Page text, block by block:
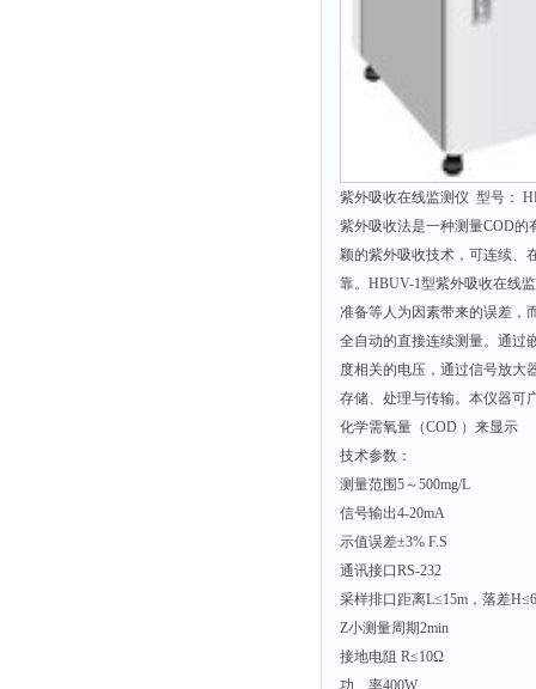
紫外吸收在线监测仪 型号：
紫外吸收法是一种测量COD
颖的紫外吸收技术，可连续、
靠。HBUV-1型紫外吸收在线
准备等人为因素带来的误差，
全自动的直接连续测量。通过
度相关的电压，通过信号放大
存储、处理与传输。本仪器可
化学需氧量（COD ）来显示
技术参数：
测量范围5～500mg/L
信号输出4-20mA
示值误差±3% F.S
通讯接口RS-232
采样排口距离L≤15m，落差
Z小测量周期2min
接地电阻 R≤10Ω
功 率400W